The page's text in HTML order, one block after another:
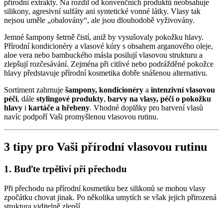
přírodní extrakty. Na rozdíl od konvenčních produktů neobsahuje
silikony, agresivní sulfáty ani syntetické vonné látky. Vlasy tak
nejsou uměle „obalovány“, ale jsou dlouhodobě vyživovány.
Jemné šampony šetrně čistí, aniž by vysušovaly pokožku hlavy.
Přírodní kondicionéry a vlasové kúry s obsahem arganového oleje,
aloe vera nebo bambuckého másla posilují vlasovou strukturu a
zlepšují rozčesávání. Zejména při citlivé nebo podrážděné pokožce
hlavy představuje přírodní kosmetika dobře snášenou alternativu.
Sortiment zahrnuje šampony, kondicionéry a intenzivní vlasovou
péči, dále stylingové produkty, barvy na vlasy, péči o pokožku
hlavy i kartáče a hřebeny. Vhodné doplňky pro barvení vlasů
navíc podpoří Vaši promyšlenou vlasovou rutinu.
3 tipy pro Vaši přírodní vlasovou rutinu
1. Buďte trpěliví při přechodu
Při přechodu na přírodní kosmetiku bez silikonů se mohou vlasy
zpočátku chovat jinak. Po několika umytích se však jejich přirozená
struktura viditelně zlepší.